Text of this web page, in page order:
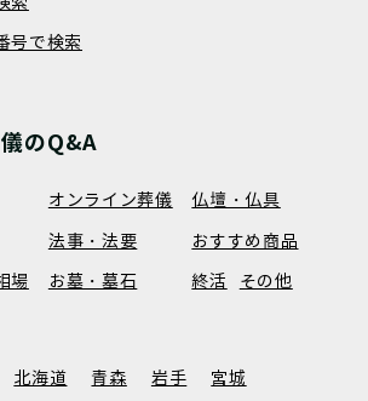
号で検索
のQ&A
オンライン葬儀
仏壇・仏具
法事・法要
おすすめ商品
場
お墓・墓石 終活 その他
北海道 青森 岩手
宮城